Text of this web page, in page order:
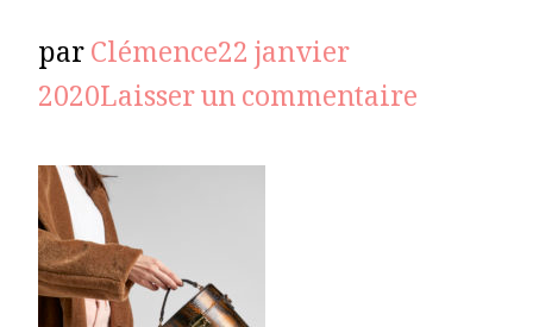
parClémence22 janvier
2020Laisser un commentaire